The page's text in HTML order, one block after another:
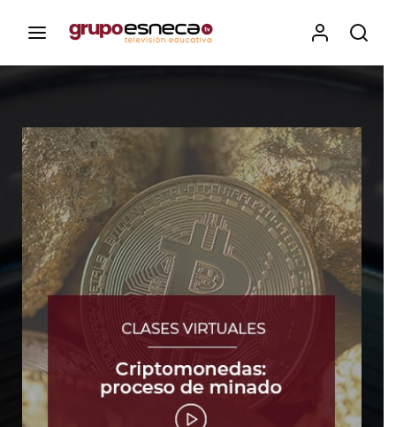
Esneca TV
Iniciar Sesión
Para iniciar sesión debes introducir el
mismo usuario y contraseña que utilizas
para acceder al campus virtual:
https://elcampusonline.com
Dirección de correo electrónico
Contraseña